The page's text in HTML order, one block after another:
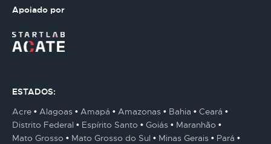
Apoiado por
ESTADOS:
Acre
Alagoas Amapá Amazonas Bahia
Ceará
Distrito Federal
Espírito Santo Goiás
Maranhão
Mato Grosso
Mato Grosso do Sul Minas Gerais
Pará